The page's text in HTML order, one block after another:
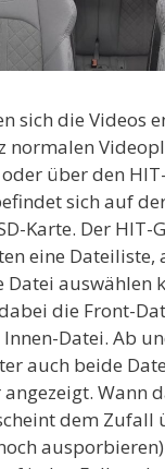
sich die Videos
normalen
über den
sich auf
Karte. Der HIT-
eine Dateiliste,
Datei auswählen
die Front-
Innen-Datei. Ab
auch beide
Wann
dem Zufall